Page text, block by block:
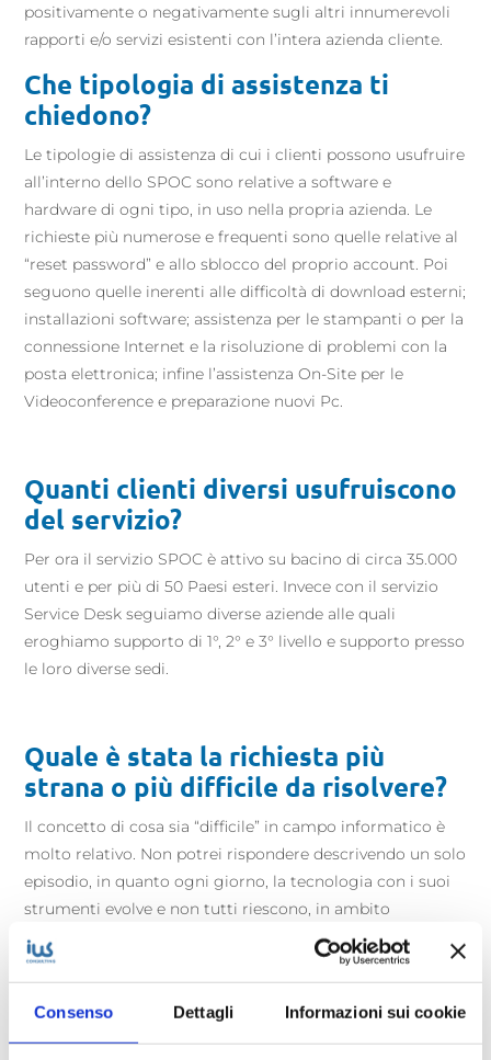
Consenso Dettagli Informazioni sui cookie
positivamente o negativamente sugli altri innumerevoli
rapporti e/o servizi esistenti con l’intera azienda cliente.
Che tipologia di assistenza ti
chiedono?
Le tipologie di assistenza di cui i clienti possono usufruire
all’interno dello SPOC sono relative a software e
hardware di ogni tipo, in uso nella propria azienda. Le
richieste più numerose e frequenti sono quelle relative al
“reset password” e allo sblocco del proprio account. Poi
seguono quelle inerenti alle difficoltà di download esterni;
installazioni software; assistenza per le stampanti o per la
connessione Internet e la risoluzione di problemi con la
posta elettronica; infine l’assistenza On-Site per le
Videoconference e preparazione nuovi Pc.
Quanti clienti diversi usufruiscono
del servizio?
Per ora il servizio SPOC è attivo su bacino di circa 35.000
utenti e per più di 50 Paesi esteri. Invece con il servizio
Service Desk seguiamo diverse aziende alle quali
eroghiamo supporto di 1°, 2° e 3° livello e supporto presso
le loro diverse sedi.
Quale è stata la richiesta più
strana o più difficile da risolvere?
Il concetto di cosa sia “difficile” in campo informatico è
molto relativo. Non potrei rispondere descrivendo un solo
episodio, in quanto ogni giorno, la tecnologia con i suoi
strumenti evolve e non tutti riescono, in ambito
aziendale, a restare al passo con i tempi. La nostra bravura
sta nel rendere fruibile a chiunque l’informatica nelle sue
arrivano, anche quando ai nostri occhi esperti sembrano
semplicissime.